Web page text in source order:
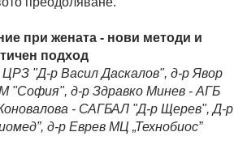
при жената - нови методи и
подход
"Д-р Васил Даскалов", д-р Явор
"София", д-р Здравко Минев - АГБ
- САГБАЛ "Д-р Щерев", Д-р
д-р Еврев МЦ „Технобиос”